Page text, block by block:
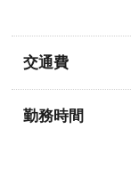
交通費
勤務時間